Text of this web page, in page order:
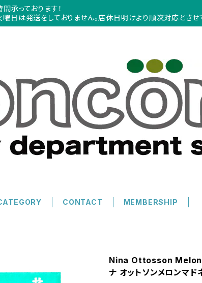
承っております！
曜日は発送をしておりません。店休日明けより順次対応とさせ
CONTACT MEMBERSHIP
Nina Ottosson
ナ オットソンメロンマド